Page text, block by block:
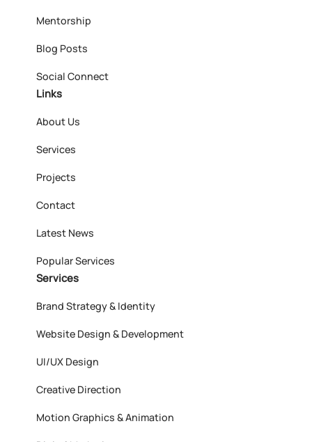
Mentorship
Blog Posts
Social Connect
Links
About Us
Services
Projects
Contact
Latest News
Popular Services
Services
Brand Strategy & Identity
Website Design & Development
UI/UX Design
Creative Direction
Motion Graphics & Animation